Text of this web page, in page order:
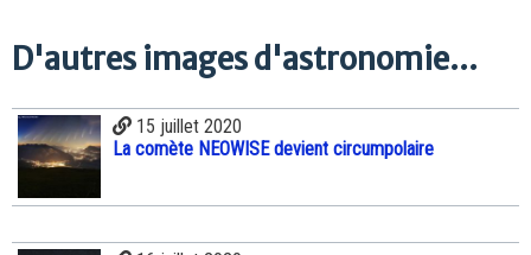
D'autres images d'astronomie...
15 juillet 2020
La comète NEOWISE devient circumpolaire